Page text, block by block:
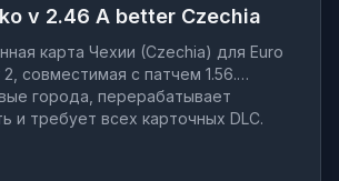
v 2.46 A better Czechia
карта Чехии (Czechia) для Euro
2, совместимая с патчем 1.56.
города, перерабатывает
и требует всех карточных DLC.